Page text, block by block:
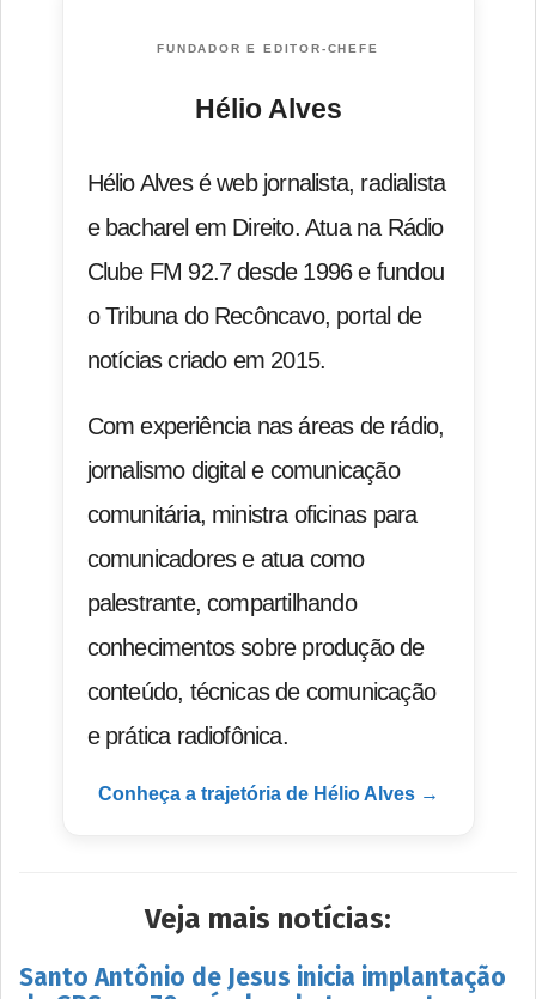
FUNDADOR E EDITOR-CHEFE
Hélio Alves
Hélio Alves é web jornalista, radialista
e bacharel em Direito. Atua na Rádio
Clube FM 92.7 desde 1996 e fundou
o Tribuna do Recôncavo, portal de
notícias criado em 2015.
Com experiência nas áreas de rádio,
jornalismo digital e comunicação
comunitária, ministra oficinas para
comunicadores e atua como
palestrante, compartilhando
conhecimentos sobre produção de
conteúdo, técnicas de comunicação
e prática radiofônica.
Conheça a trajetória de Hélio Alves →
Veja mais notícias:
Santo Antônio de Jesus inicia implantação